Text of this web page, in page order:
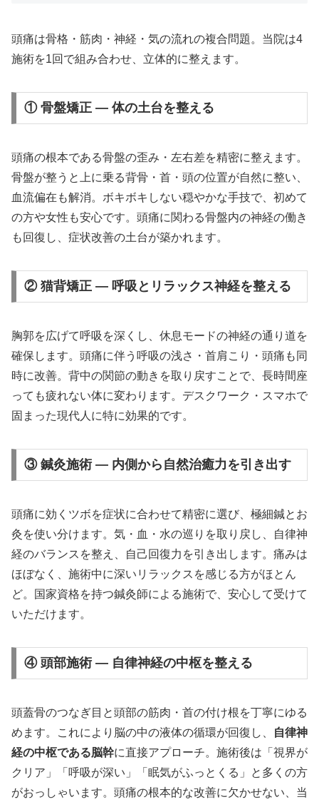
頭痛は骨格・筋肉・神経・気の流れの複合問題。当院は4
施術を1回で組み合わせ、立体的に整えます。
① 骨盤矯正 — 体の土台を整える
頭痛の根本である骨盤の歪み・左右差を精密に整えます。
骨盤が整うと上に乗る背骨・首・頭の位置が自然に整い、
血流偏在も解消。ボキボキしない穏やかな手技で、初めて
の方や女性も安心です。頭痛に関わる骨盤内の神経の働き
も回復し、症状改善の土台が築かれます。
② 猫背矯正 — 呼吸とリラックス神経を整える
胸郭を広げて呼吸を深くし、休息モードの神経の通り道を
確保します。頭痛に伴う呼吸の浅さ・首肩こり・頭痛も同
時に改善。背中の関節の動きを取り戻すことで、長時間座
っても疲れない体に変わります。デスクワーク・スマホで
固まった現代人に特に効果的です。
③ 鍼灸施術 — 内側から自然治癒力を引き出す
頭痛に効くツボを症状に合わせて精密に選び、極細鍼とお
灸を使い分けます。気・血・水の巡りを取り戻し、自律神
経のバランスを整え、自己回復力を引き出します。痛みは
ほぼなく、施術中に深いリラックスを感じる方がほとん
ど。国家資格を持つ鍼灸師による施術で、安心して受けて
いただけます。
④ 頭部施術 — 自律神経の中枢を整える
頭蓋骨のつなぎ目と頭部の筋肉・首の付け根を丁寧にゆる
めます。これにより脳の中の液体の循環が回復し、
自律神
経の中枢である脳幹に直接アプローチ。施術後は「視界が
クリア」「呼吸が深い」「眠気がふっとくる」と多くの方
がおっしゃいます。頭痛の根本的な改善に欠かせない、当